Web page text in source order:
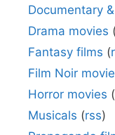
Documentary
Drama movies (
Fantasy films (
Film Noir
Horror movies (
Musicals (rss)